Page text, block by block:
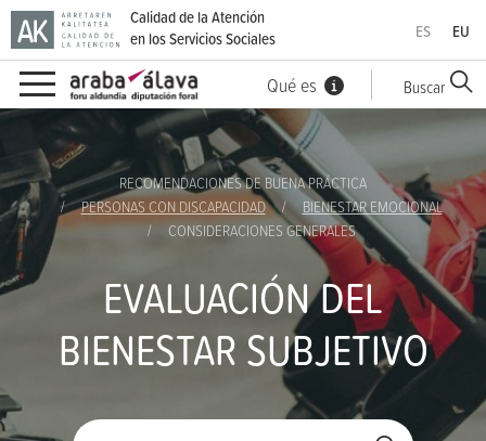
Ir directamente al contenido
Calidad de la Atención
en los Servicios Sociales
Qué es Buscar
ES EU
RECOMENDACIONES DE BUENA PRÁCTICA
PERSONAS CON DISCAPACIDAD
BIENESTAR EMOCIONAL
CONSIDERACIONES GENERALES
EVALUACIÓN DEL
BIENESTAR SUBJETIVO